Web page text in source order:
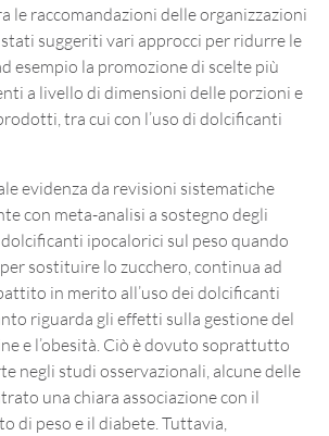
le raccomandazioni delle organizzazioni
suggeriti vari approcci per ridurre le
esempio la promozione di scelte più
a livello di dimensioni delle porzioni e
tra cui con l’uso di dolcificanti
evidenza da revisioni sistematiche
con meta-analisi a sostegno degli
ipocalorici sul peso quando
sostituire lo zucchero, continua ad
in merito all’uso dei dolcificanti
riguarda gli effetti sulla gestione del
e l’obesità. Ciò è dovuto soprattutto
negli studi osservazionali, alcune delle
una chiara associazione con il
di peso e il diabete. Tuttavia,